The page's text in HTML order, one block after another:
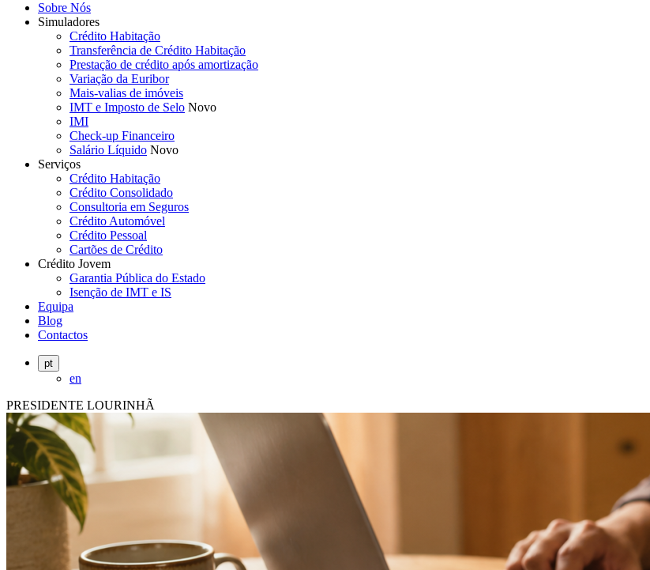
Sobre Nós
Simuladores
Crédito Habitação
Transferência de Crédito Habitação
Prestação de crédito após amortização
Variação da Euribor
Mais-valias de imóveis
IMT e Imposto de Selo Novo
IMI
Check-up Financeiro
Salário Líquido Novo
Serviços
Crédito Habitação
Crédito Consolidado
Consultoria em Seguros
Crédito Automóvel
Crédito Pessoal
Cartões de Crédito
Crédito Jovem
Garantia Pública do Estado
Isenção de IMT e IS
Equipa
Blog
Contactos
pt
en
PRESIDENTE LOURINHÃ